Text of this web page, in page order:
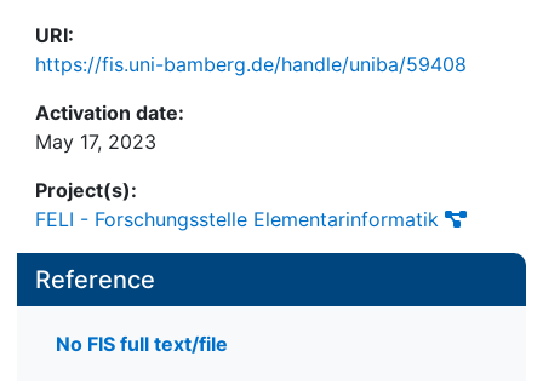
URI:
https://fis.uni-bamberg.de/handle/uniba/59408
Activation date:
May 17, 2023
Project(s):
FELI - Forschungsstelle Elementarinformatik
Reference
No FIS full text/file